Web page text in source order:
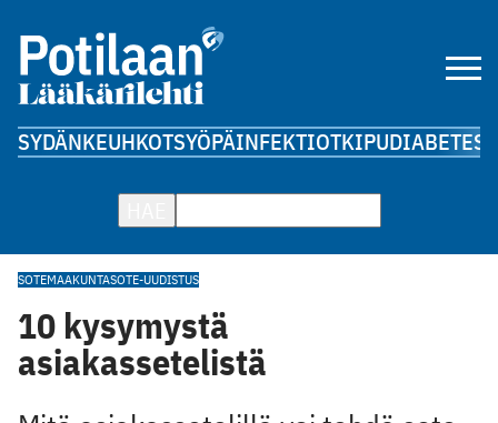
SYDÄNKEUHKOTSYÖPÄINFEKTIOTKIPUDIABETES
SOTEMAAKUNTASOTE-UUDISTUS
10 kysymystä
asiakassetelistä